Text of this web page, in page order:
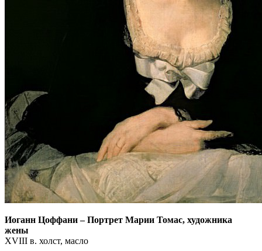
Иоганн Цоффани–Портрет Марии Томас, художника
жены
XVIII в. холст, масло